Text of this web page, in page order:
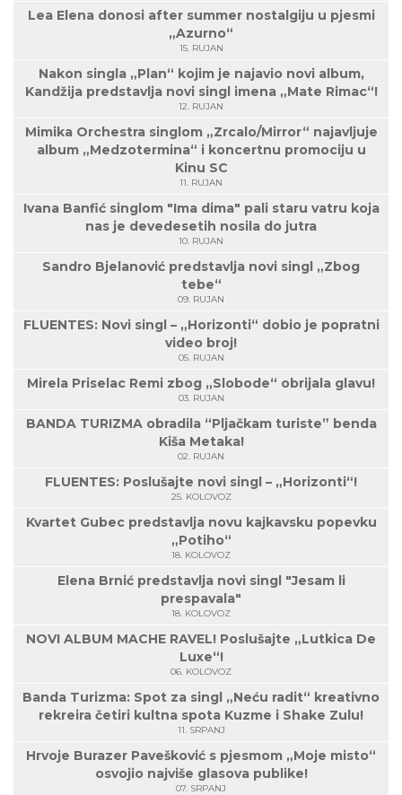
Lea Elena donosi after summer nostalgiju u pjesmi
„Azurno“
15. RUJAN
Nakon singla „Plan“ kojim je najavio novi album,
Kandžija predstavlja novi singl imena „Mate Rimac“!
12. RUJAN
Mimika Orchestra singlom „Zrcalo/Mirror“ najavljuje
album „Medzotermina“ i koncertnu promociju u
Kinu SC
11. RUJAN
Ivana Banfić singlom "Ima dima" pali staru vatru koja
nas je devedesetih nosila do jutra
10. RUJAN
Sandro Bjelanović predstavlja novi singl „Zbog
tebe“
09. RUJAN
FLUENTES: Novi singl – „Horizonti“ dobio je popratni
video broj!
05. RUJAN
Mirela Priselac Remi zbog „Slobode“ obrijala glavu!
03. RUJAN
BANDA TURIZMA obradila “Pljačkam turiste” benda
Kiša Metaka!
02. RUJAN
FLUENTES: Poslušajte novi singl – „Horizonti“!
25. KOLOVOZ
Kvartet Gubec predstavlja novu kajkavsku popevku
„Potiho“
18. KOLOVOZ
Elena Brnić predstavlja novi singl "Jesam li
prespavala"
18. KOLOVOZ
NOVI ALBUM MACHE RAVEL! Poslušajte „Lutkica De
Luxe“!
06. KOLOVOZ
Banda Turizma: Spot za singl „Neću radit“ kreativno
rekreira četiri kultna spota Kuzme i Shake Zulu!
11. SRPANJ
Hrvoje Burazer Pavešković s pjesmom „Moje misto“
osvojio najviše glasova publike!
07. SRPANJ